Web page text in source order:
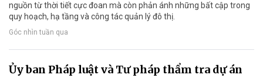
nguồn từ thời tiết cực đoan mà còn phản ánh những bất cập trong
quy hoạch, hạ tầng và công tác quản lý đô thị.
Góc nhìn tuần qua
Ủy ban Pháp luật và Tư pháp thẩm tra dự án